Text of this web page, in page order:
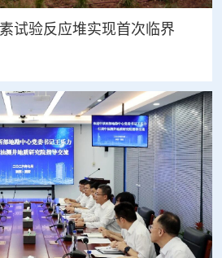
试验反应堆实现首次临界